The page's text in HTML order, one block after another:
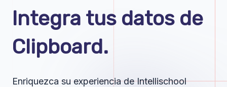
Company
Blog
Integra tus datos de
Clipboard.
Enriquezca su experiencia de Intellischool